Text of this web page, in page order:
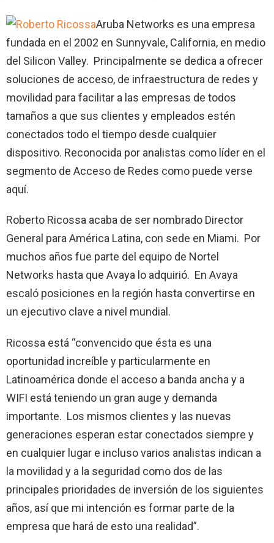
Aruba Networks es una empresa
fundada en el 2002 en Sunnyvale, California, en medio
del Silicon Valley. Principalmente se dedica a ofrecer
soluciones de acceso, de infraestructura de redes y
movilidad para facilitar a las empresas de todos
tamaños a que sus clientes y empleados estén
conectados todo el tiempo desde cualquier
dispositivo. Reconocida por analistas como líder en el
segmento de Acceso de Redes como puede verse
aquí.
Roberto Ricossa acaba de ser nombrado Director
General para América Latina, con sede en Miami. Por
muchos años fue parte del equipo de Nortel
Networks hasta que Avaya lo adquirió. En Avaya
escaló posiciones en la región hasta convertirse en
un ejecutivo clave a nivel mundial.
Ricossa está “convencido que ésta es una
oportunidad increíble y particularmente en
Latinoamérica donde el acceso a banda ancha y a
WIFI está teniendo un gran auge y demanda
importante. Los mismos clientes y las nuevas
generaciones esperan estar conectados siempre y
en cualquier lugar e incluso varios analistas indican a
la movilidad y a la seguridad como dos de las
principales prioridades de inversión de los siguientes
años, así que mi intención es formar parte de la
empresa que hará de esto una realidad”.